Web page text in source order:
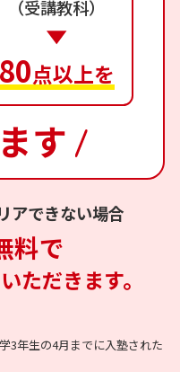
（受講教科）
80点以上を
す
アできない場合
料で
ただきます。
3年生の4月までに入塾された